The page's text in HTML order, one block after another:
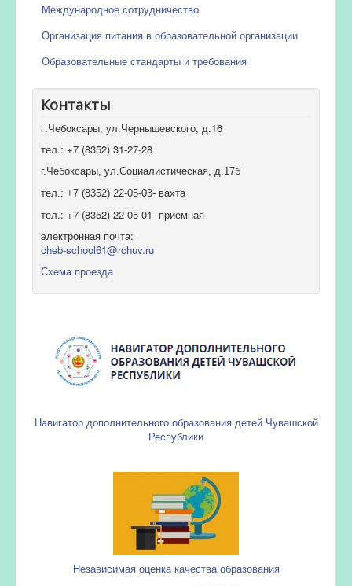
Международное сотрудничество
Организация питания в образовательной организации
Образовательные стандарты и требования
Контакты
г.Чебоксары, ул.Чернышевского, д.16
тел.: +7 (8352) 31-27-28
г.Чебоксары, ул.Социалистическая, д.17б
тел.: +7 (8352) 22-05-03- вахта
тел.: +7 (8352) 22-05-01- приемная
электронная почта:
cheb-school61@rchuv.ru
Схема проезда
Навигатор дополнительного образования детей Чувашской
Республики
Независимая оценка качества образования